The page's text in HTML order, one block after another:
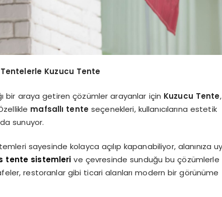
Kuzucu Tente
bir araya getiren çözümler arayanlar için Kuzucu Tente,
mafsallı tente seçenekleri, kullanıcılarına estetik
sunuyor.
sayesinde kolayca açılıp kapanabiliyor, alanınıza
tente sistemleri ve çevresinde sunduğu bu çözümlerle
restoranlar gibi ticari alanları modern bir görünüme